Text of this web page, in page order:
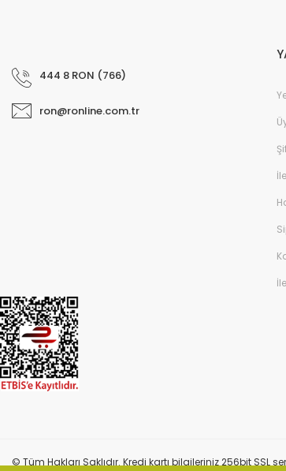
444 8 RON (766)
ron@ronline.com.tr
© Tüm Hakları Saklıdır. Kredi kartı bilgileriniz 256bit SSL